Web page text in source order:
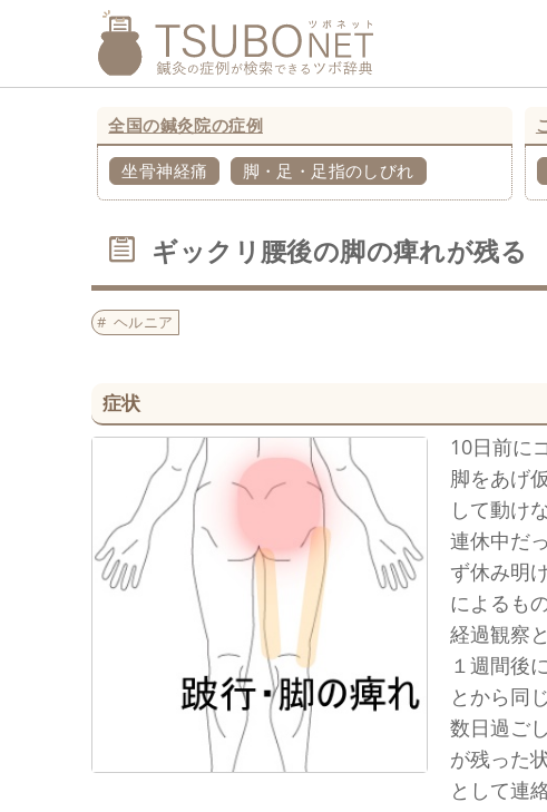
全国の鍼灸院の症例
坐骨神経痛 脚・足・足指のしびれ
ギックリ腰後の脚の痺れが残る
ヘルニア
症状
10日前に
脚をあげ
して動け
連休中だ
ず休み明
によるも
経過観察
１週間後
とから同
数日過ご
が残った
として連